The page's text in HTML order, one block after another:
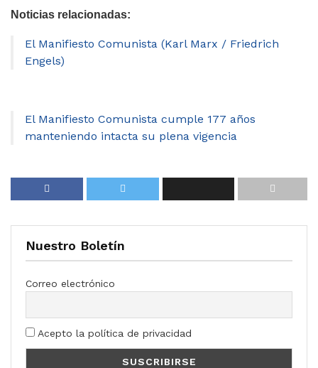
Noticias relacionadas:
El Manifiesto Comunista (Karl Marx / Friedrich
Engels)
El Manifiesto Comunista cumple 177 años
manteniendo intacta su plena vigencia
Nuestro Boletín
Correo electrónico
Acepto la política de privacidad